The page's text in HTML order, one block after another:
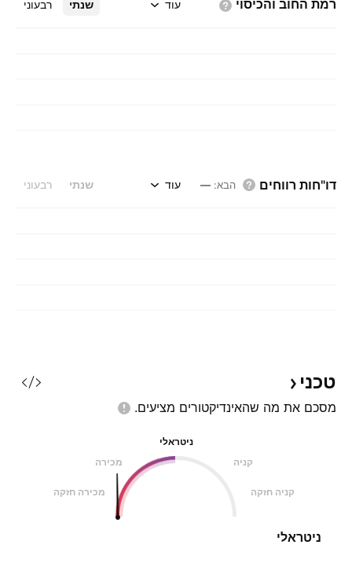
רמת החוב והכיסוי שנתי רבעוני עוד
דו"חות רווחים הבא:
— שנתי רבעוני עוד
טכני
מסכם את מה שהאינדיקטורים מציעים.
ניטראלי
מכירה
קניה
מכירה חזקה קניה חזקה
ניטראלי